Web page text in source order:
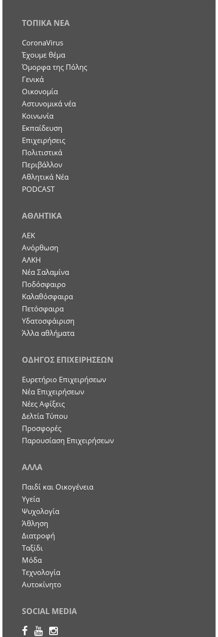
ΤΟΠΙΚΑ ΝΕΑ
CoronaVirus
Έχουμε θέμα
Όμορφα της Πόλης
Γενικά
Οικονομία
Aστυνομικά νέα
Κοινωνία
Εκπαίδευση
Επιχειρήσεις
Πολιτιστικά
Περιβάλλον
Αθλητικά Νέα
PODCAST
ΑΘΛΗΤΙΚΑ
ΑΕΚ
Ανόρθωση
ΑΛΚΗ
Νέα Σαλαμίνα
Ποδόσφαιρο
Καλαθόσφαιρα
Πετόσφαιρα
Υδατοσφάιριση
Άλλα αθλήματα
ΟΔΗΓΟΣ ΕΠΙΧΕΙΡΗΣΕΩΝ
Ευρετήριο Επιχειρήσεων
Nέα Επιχειρήσεων
Νέες Αφίξεις
Δελτία Τύπου
Προσφορές
Παρουσίαση Επιχειρήσεων
ΑΛΛΑ
Παιδί και Οικογένεια
Υγεία
Ψυχολογία
Άθληση
Διατροφή
Ταξίδι
Μόδα
Τεχνολογία
Αυτοκίνητο
SOCIAL MEDIA